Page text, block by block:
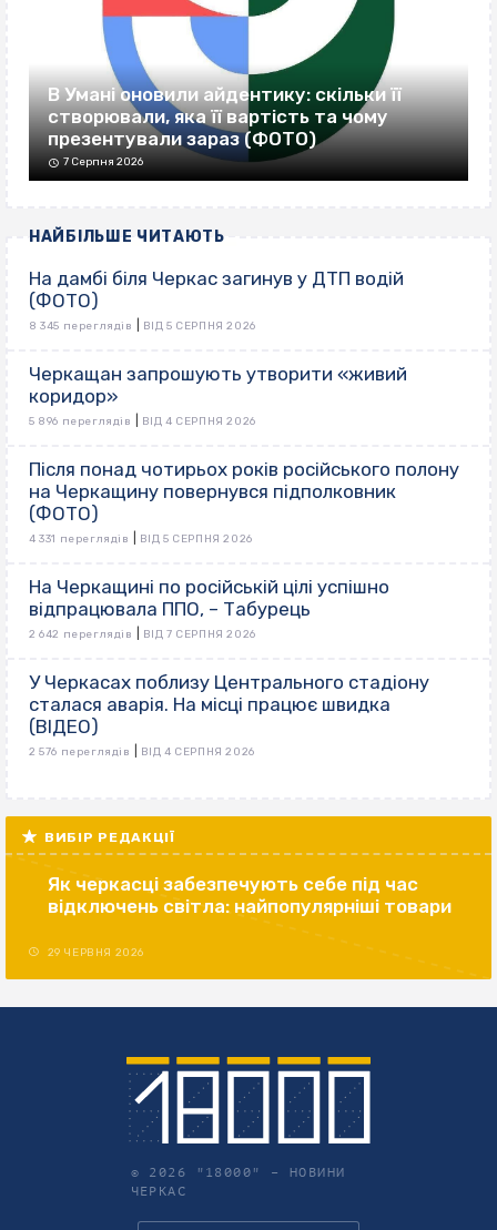
В Умані оновили айдентику: скільки її
створювали, яка її вартість та чому
презентували зараз (ФОТО)
7 Серпня 2026
НАЙБІЛЬШЕ ЧИТАЮТЬ
На дамбі біля Черкас загинув у ДТП водій
(ФОТО)
8 345 переглядів ВІД 5 СЕРПНЯ 2026
Черкащан запрошують утворити «живий
коридор»
5 896 переглядів ВІД 4 СЕРПНЯ 2026
Після понад чотирьох років російського полону
на Черкащину повернувся підполковник
(ФОТО)
4 331 переглядів ВІД 5 СЕРПНЯ 2026
На Черкащині по російській цілі успішно
відпрацювала ППО, – Табурець
2 642 переглядів ВІД 7 СЕРПНЯ 2026
У Черкасах поблизу Центрального стадіону
сталася аварія. На місці працює швидка
(ВІДЕО)
2 576 переглядів ВІД 4 СЕРПНЯ 2026
ВИБІР РЕДАКЦІЇ
Як черкасці забезпечують себе під час
відключень світла: найпопулярніші товари
29 ЧЕРВНЯ 2026
© 2026 "18000" – НОВИНИ
ЧЕРКАС